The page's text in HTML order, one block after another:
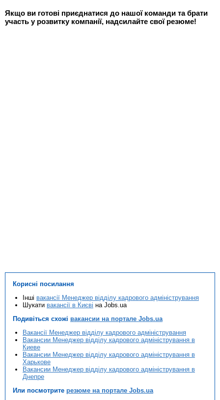
Якщо ви готові приєднатися до нашої команди та брати
участь у розвитку компанії, надсилайте свої резюме!
Корисні посилання
Інші вакансії Менеджер відділу кадрового адміністрування
Шукати вакансії в Києві на Jobs.ua
Подивіться схожі вакансии на портале Jobs.ua
Вакансії Менеджер відділу кадрового адміністрування
Вакансии Менеджер відділу кадрового адміністрування в
Киеве
Вакансии Менеджер відділу кадрового адміністрування в
Харькове
Вакансии Менеджер відділу кадрового адміністрування в
Днепре
Или посмотрите резюме на портале Jobs.ua